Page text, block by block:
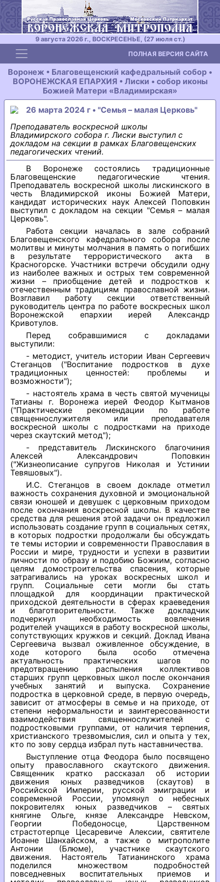
9 августа 2026 г., ВОСКРЕСЕНЬЕ, (27 июля ст.)
Toggle navigation ПОЛНАЯ ВЕРСИЯ САЙТА
Воронеж • Благовещенский кафедральный собор •
ВОРОНЕЖСКАЯ ЕПАРХИЯ • Лиски • собор иконы
Божией Матери «Владимирская»
26 марта 2024 г • "Семья – малая Церковь"
Преподаватель воскресной школы
Владимирского собора г. Лиски выступил с
докладом на секции в рамках Благовещенских
педагогических чтений.
В Воронеже состоялись традиционные
Благовещенские педагогические чтения.
Преподаватель воскресной школы лискинского в
честь Владимирской иконы Божией Матери,
кандидат исторических наук Алексей Поповкин
выступил с докладом на секции "Семья – малая
Церковь".
Работа секции началась в зале собраний
Благовещенского кафедрального собора после
молитвы и минуты молчания в память о погибших
в результате террористического акта в
Красногорске. Участники встречи обсудили одну
из наиболее важных и острых тем современной
жизни – приобщение детей и подростков к
отечественным традициям православной жизни.
Возглавил работу секции ответственный
руководитель центра по работе воскресных школ
Воронежской епархии иерей Александр
Кривотулов.
Перед собравшимися с докладами
выступили:
- методист, учитель истории Иван Сергеевич
Стеганцов ("Воспитание подростков в духе
традиционных ценностей: проблемы и
возможности");
- настоятель храма в честь святой мученицы
Татианы г. Воронежа иерей Феодор Кытманов
("Практические рекомендации по работе
священнослужителя или преподавателя
воскресной школы с подростками на приходе
через скаутский метод");
- представитель Лискинского благочиния
Алексей Александрович Поповкин
("Жизнеописание супругов Николая и Устинии
Тевяшовых").
И.С. Стеганцов в своем докладе отметил
важность сохранения духовной и эмоциональной
связи юношей и девушек с церковным приходом
после окончания воскресной школы. В качестве
средства для решения этой задачи он предложил
использовать создание групп в социальных сетях,
в которых подростки продолжали бы обсуждать
те темы истории и современности Православия в
России и мире, трудности и успехи в развитии
личности по образу и подобию Божиим, согласно
целям домостроительства спасения, которые
затрагивались на уроках воскресных школ и
групп. Социальные сети могли бы стать
площадкой для координации практической
приходской деятельности в сферах краеведения
и благотворительности. Также докладчик
подчеркнул необходимость вовлечения
родителей учащихся в работу воскресной школы,
сопутствующих кружков и секций. Доклад Ивана
Сергеевича вызвал оживленное обсуждение, в
ходе которого была особо отмечена
актуальность практических шагов по
предотвращению распыления коллективов
старших групп церковных школ после окончания
учебных занятий и выпуска. Сохранение
подростка в церковной среде, в первую очередь,
зависит от атмосферы в семье и на приходе, от
степени неформальности и заинтересованности
взаимодействия священнослужителей с
подростковыми группами, от наличия терпения,
христианского трезвомыслия, сил и опыта у тех,
кто по зову сердца избрал путь наставничества.
Выступление отца Феодора было посвящено
опыту православного скаутского движения.
Священник кратко рассказал об истории
движения юных разведчиков (скаутов) в
Российской Империи, русской эмиграции и
современной России, упомянул о небесных
покровителях юных разведчиков – святых
княгине Ольге, князе Александре Невском,
Георгии Победоносце, Царственном
страстотерпце Цесаревиче Алексии, святителе
Иоанне Шанхайском, а также о митрополите
Антонии (Блюме), участнике скаутского
движения. Настоятель Татианинского храма
поделился множеством подробностей
повседневных воспитательных приемов и